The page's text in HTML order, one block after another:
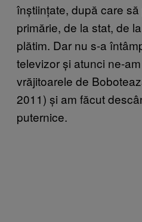
înștiințate, după care
primărie, de la stat, de
plătim. Dar nu s-a
televizor și atunci ne-
vrăjitoarele de
2011) și am făcut
puternice.